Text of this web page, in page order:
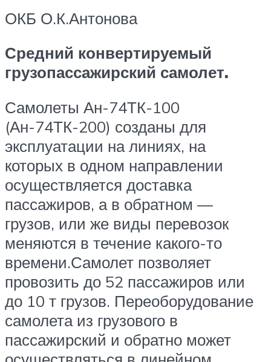
ОКБ О.К.Антонова
Средний конвертируемый
грузопассажирский самолет.
Самолеты Ан-74ТК-100
(Ан-74ТК-200) созданы для
эксплуатации на линиях, на
которых в одном направлении
осуществляется доставка
пассажиров, а в обратном —
грузов, или же виды перевозок
меняются в течение какого-то
времени.Самолет позволяет
провозить до 52 пассажиров или
до 10 т грузов. Переоборудование
самолета из грузового в
пассажирский и обратно может